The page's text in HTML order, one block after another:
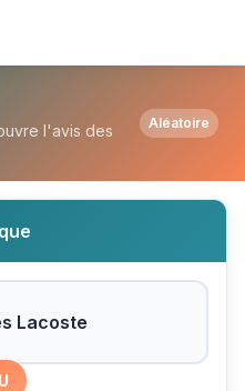
Lacoste ou
l'avis des
Aléatoire
Lacoste